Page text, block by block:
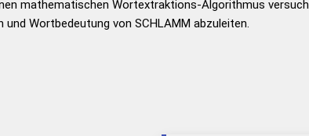
mathematischen Wortextraktions-Algorithmus
Wortbedeutung von SCHLAMM abzuleiten.